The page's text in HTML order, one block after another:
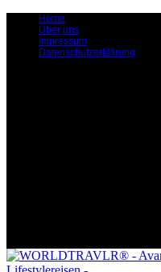
Home
Über uns
Impressum
Datenschutzerklärung